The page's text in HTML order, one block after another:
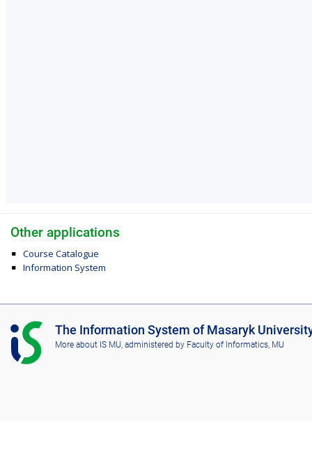
Other applications
Course Catalogue
Information System
I
S
M
The Information System of Masaryk
More about IS MU , administered by Faculty of Informatics, MU